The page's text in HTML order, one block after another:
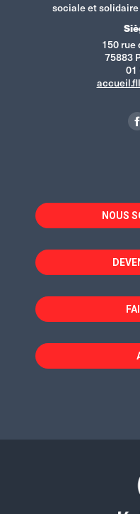
sociale et
150 rue
75883
01
NOUS